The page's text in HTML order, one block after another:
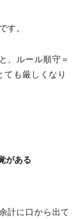
す。
、ルール順守＝
ても厳しくなり
がある
計に口から出て